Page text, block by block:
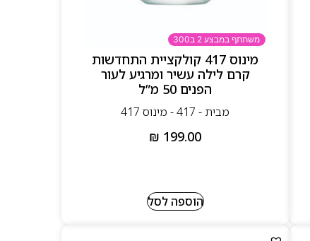
משתתף במבצע 2 ב300
מינוס 417 קולקציית התחדשות
קרם לילה עשיר ומרגיע לעור
הפנים 50 מ”ל
מבית - 417 - מינוס 417
₪ 199.00
הוספה לסל